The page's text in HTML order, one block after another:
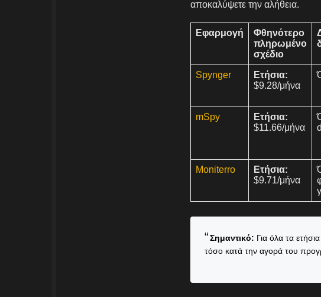
αποκαλύψετε την αλήθεια.
Εφαρμογή
Φθηνότερο
πληρωμένο
σχέδιο
Spynger
Ετήσια:
$9.28/μήνα
mSpy
Ετήσια:
$11.66/μήνα
Moniterro
Ετήσια:
$9.71/μήνα
Σημαντικό: Για όλα τα
τόσο κατά την αγορά του